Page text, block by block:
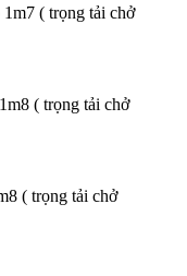
( trọng tải chở
( trọng tải chở
( trọng tải chở